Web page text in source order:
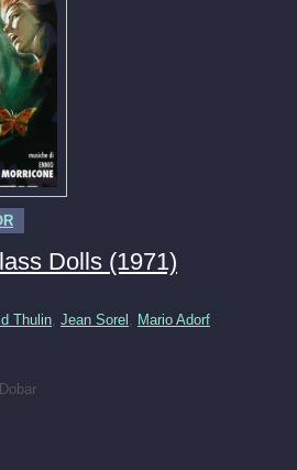
Dolls (1971)
Thulin, Jean Sorel , Mario Adorf